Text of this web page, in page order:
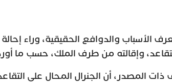
الأسباب والدوافع الحقيقية، وراء
وإقالته من طرف الملك، حسب ما
ذات المصدر، أن الجنرال المحال على